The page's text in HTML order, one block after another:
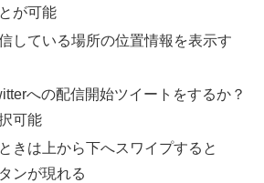
が可能
している場所の位置情報を表示す
への配信開始ツイートをするか？
可能
きは上から下へスワイプすると
ンが現れる